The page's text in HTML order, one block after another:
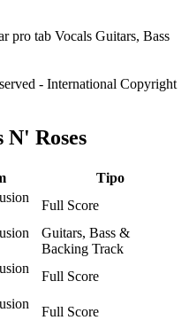
- International Copyright
N' Roses
Tipo
Full Score
Guitars, Bass &
Backing Track
Full Score
Full Score